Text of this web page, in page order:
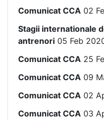
Comunicat CCA 02
Stagii internationale
antrenori 05 Feb
Comunicat CCA 25
Comunicat CCA 09
Comunicat CCA 02
Comunicat CCA 03